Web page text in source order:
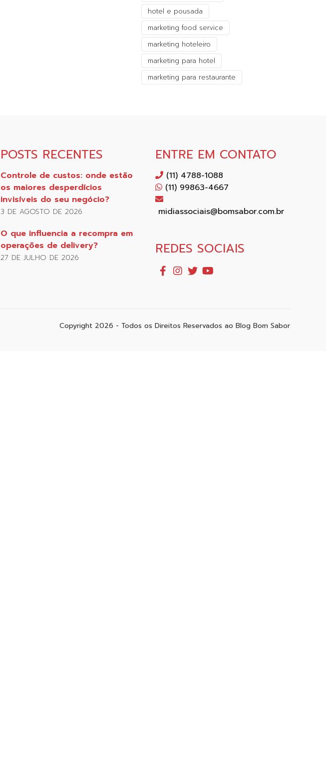
hotel e pousada
marketing food service
marketing hoteleiro
marketing para hotel
marketing para restaurante
POSTS RECENTES
Controle de custos: onde estão
os maiores desperdícios
invisíveis do seu negócio?
3 DE AGOSTO DE 2026
O que influencia a recompra em
operações de delivery?
27 DE JULHO DE 2026
ENTRE EM CONTATO
(11) 4788-1088
(11) 99863-4667
midiassociais@bomsabor.com.br
REDES SOCIAIS
Copyright 2026 - Todos os Direitos Reservados ao Blog Bom Sabor